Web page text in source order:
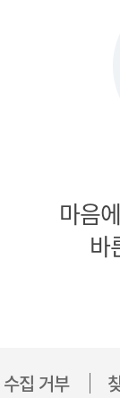
마음
바
집 거부